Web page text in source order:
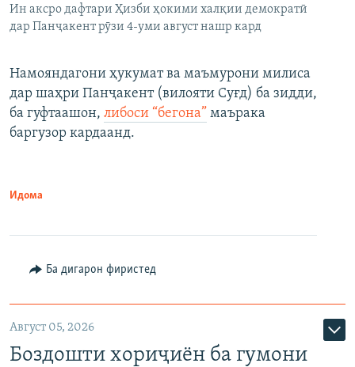
Ин аксро дафтари Ҳизби ҳокими халқии демократӣ
дар Панҷакент рӯзи 4-уми август нашр кард
Намояндагони ҳукумат ва маъмурони милиса
дар шаҳри Панҷакент (вилояти Суғд) ба зидди,
ба гуфтаашон, либоси “бегона” маърака
баргузор кардаанд.
Идома
Ба дигарон фиристед
Август 05, 2026
Боздошти хориҷиён ба гумони